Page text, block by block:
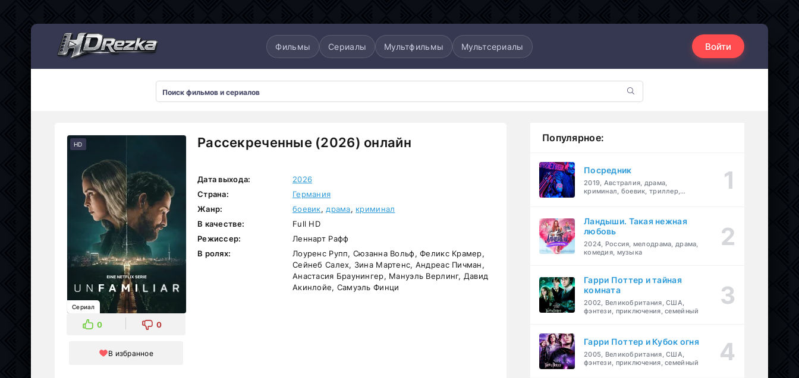
Фильмы Сериалы Мультфильмы Мультсериалы Войти
Рассекреченные (2026) онлайн
HD
Сериал
0 0
В избранное
Дата выхода:
2026
Страна:
Германия
Жанр:
боевик, драма, криминал
В качестве:
Full HD
Режиссер:
Леннарт Рафф
В ролях:
Лоуренс Рупп, Сюзанна Вольф, Феликс Крамер,
Сейнеб Салех, Зина Мартенс, Андреас Пичман,
Анастасия Браунингер, Мануэль Верлинг, Давид
Акинлойе, Самуэль Финци
Популярное:
Посредник
2019, Австралия, драма,
криминал, боевик, триллер,
Ландыши. Такая нежная
любовь
2024, Россия, мелодрама, драма,
комедия, музыка
Гарри Поттер и тайная
комната
2002, Великобритания, США,
фэнтези, приключения, семейный
Гарри Поттер и Кубок огня
2005, Великобритания, США,
фэнтези, приключения, семейный
Мультсериалы